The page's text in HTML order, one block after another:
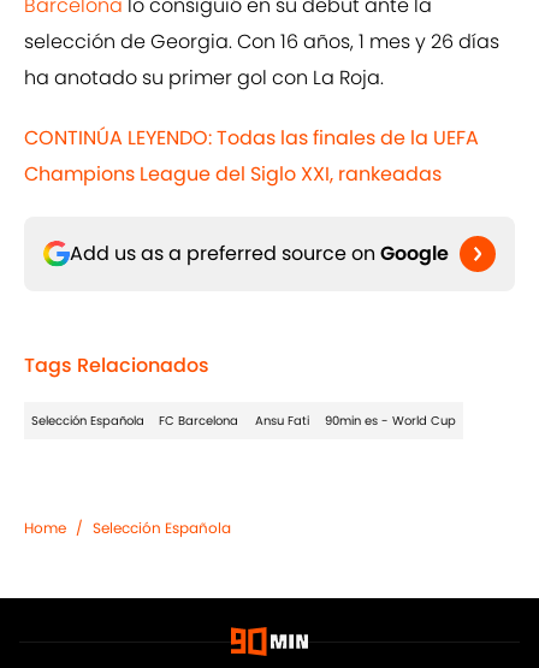
selección de Georgia. Con 16 años, 1 mes y 26 días
ha anotado su primer gol con La Roja.
CONTINÚA LEYENDO: Todas las finales de la UEFA
Champions League del Siglo XXI, rankeadas
Add us as a preferred source on Google
Tags Relacionados
Selección Española FC Barcelona Ansu Fati 90min es - World Cup
Home / Selección Española